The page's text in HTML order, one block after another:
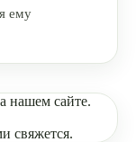
ему
нашем сайте.
свяжется.